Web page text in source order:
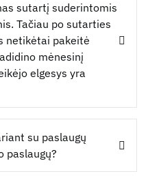
sutartį suderintomis
Tačiau po sutarties
netikėtai pakeitė
mėnesinį
elgesys yra
su paslaugų
paslaugų?